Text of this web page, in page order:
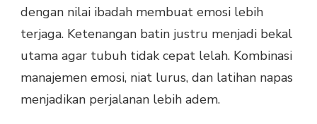
dengan nilai ibadah membuat emosi lebih
terjaga. Ketenangan batin justru menjadi bekal
utama agar tubuh tidak cepat lelah. Kombinasi
manajemen emosi, niat lurus, dan latihan napas
menjadikan perjalanan lebih adem.